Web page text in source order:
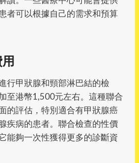
者可以根據自己的需求和預算
行甲狀腺和頸部淋巴結的檢
至港幣1,500元左右。這種聯合
的評估，特別適合有甲狀腺癌
疾病的患者。聯合檢查的性價
能夠一次性獲得更多的診斷資